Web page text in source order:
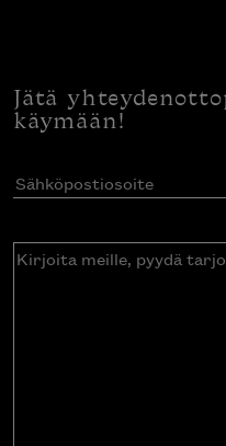
Jätä
käymään!
Sähköpostiosoite
Kirjoita